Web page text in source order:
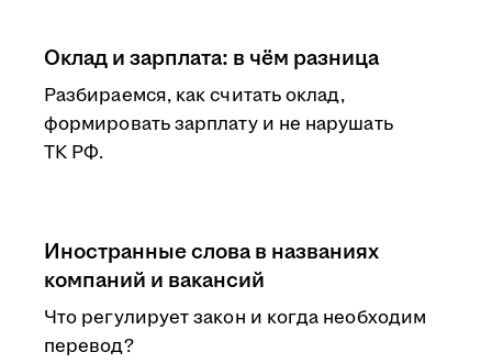
Оклад и зарплата: в чём разница
Разбираемся, как считать оклад,
формировать зарплату и не нарушать
ТК РФ.
Иностранные слова в названиях
компаний и вакансий
Что регулирует закон и когда необходим
перевод?